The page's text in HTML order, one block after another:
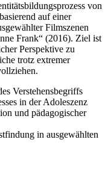
von
auf einer
Filmszenen
Frank“ (2016). Ziel ist
Perspektive zu
trotz extremer
Verstehensbegriffs
in der Adoleszenz
und pädagogischer
in ausgewählten